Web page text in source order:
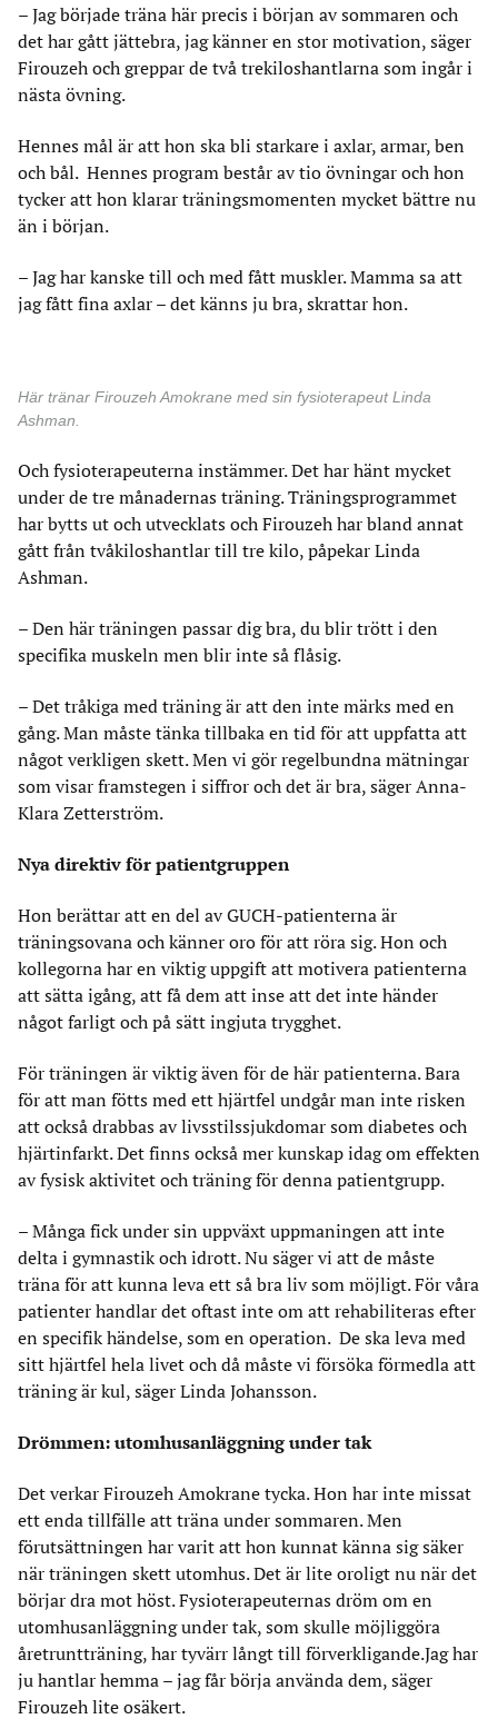
– Jag började träna här precis i början av sommaren och
det har gått jättebra, jag känner en stor motivation, säger
Firouzeh och greppar de två trekiloshantlarna som ingår i
nästa övning.
Hennes mål är att hon ska bli starkare i axlar, armar, ben
och bål. Hennes program består av tio övningar och hon
tycker att hon klarar träningsmomenten mycket bättre nu
än i början.
– Jag har kanske till och med fått muskler. Mamma sa att
jag fått fina axlar – det känns ju bra, skrattar hon.
Här tränar Firouzeh Amokrane med sin fysioterapeut Linda
Ashman.
Och fysioterapeuterna instämmer. Det har hänt mycket
under de tre månadernas träning. Träningsprogrammet
har bytts ut och utvecklats och Firouzeh har bland annat
gått från tvåkiloshantlar till tre kilo, påpekar Linda
Ashman.
– Den här träningen passar dig bra, du blir trött i den
specifika muskeln men blir inte så flåsig.
– Det tråkiga med träning är att den inte märks med en
gång. Man måste tänka tillbaka en tid för att uppfatta att
något verkligen skett. Men vi gör regelbundna mätningar
som visar framstegen i siffror och det är bra, säger Anna-
Klara Zetterström.
Nya direktiv för patientgruppen
Hon berättar att en del av GUCH-patienterna är
träningsovana och känner oro för att röra sig. Hon och
kollegorna har en viktig uppgift att motivera patienterna
att sätta igång, att få dem att inse att det inte händer
något farligt och på sätt ingjuta trygghet.
För träningen är viktig även för de här patienterna. Bara
för att man fötts med ett hjärtfel undgår man inte risken
att också drabbas av livsstilssjukdomar som diabetes och
hjärtinfarkt. Det finns också mer kunskap idag om effekten
av fysisk aktivitet och träning för denna patientgrupp.
– Många fick under sin uppväxt uppmaningen att inte
delta i gymnastik och idrott. Nu säger vi att de måste
träna för att kunna leva ett så bra liv som möjligt. För våra
patienter handlar det oftast inte om att rehabiliteras efter
en specifik händelse, som en operation. De ska leva med
sitt hjärtfel hela livet och då måste vi försöka förmedla att
träning är kul, säger Linda Johansson.
Drömmen: utomhusanläggning under tak
Det verkar Firouzeh Amokrane tycka. Hon har inte missat
ett enda tillfälle att träna under sommaren. Men
förutsättningen har varit att hon kunnat känna sig säker
när träningen skett utomhus. Det är lite oroligt nu när det
börjar dra mot höst. Fysioterapeuternas dröm om en
utomhusanläggning under tak, som skulle möjliggöra
åretruntträning, har tyvärr långt till förverkligande.Jag har
ju hantlar hemma – jag får börja använda dem, säger
Firouzeh lite osäkert.